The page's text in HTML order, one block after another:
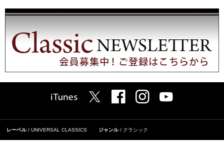
レーベル UNIVERSAL CLASSICS ジャンル クラシック